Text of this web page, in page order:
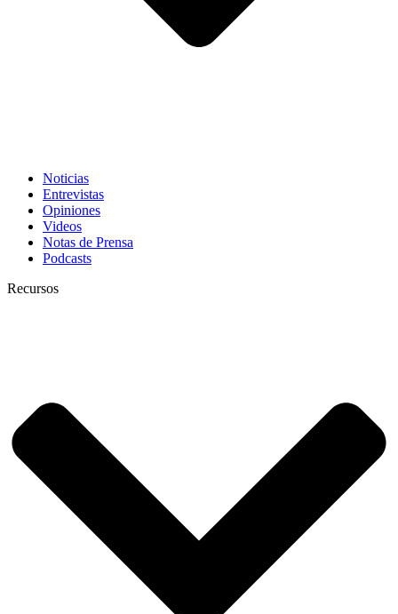
Noticias
Entrevistas
Opiniones
Videos
Notas de Prensa
Podcasts
Recursos